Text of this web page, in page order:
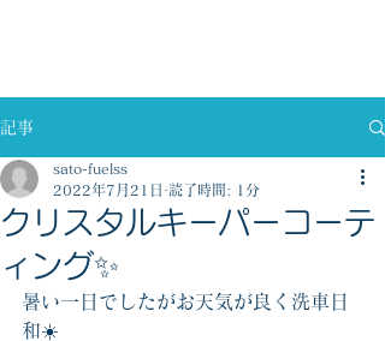
記事
クリスタルキーパーコーテ
ィング✨
sato-fuelss
2022年7月21日
読了時間: 1分
暑い一日でしたがお天気が良く洗車日
和☀️